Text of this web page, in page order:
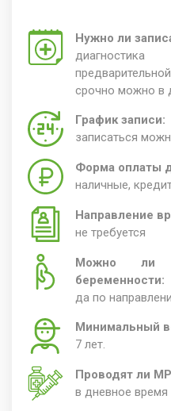
Нужно ли
срочно можно в
График записи:
записаться
Форма оплаты
наличные,
Направление
не требуется
Можно ли
беременности:
да по
Минимальный
7 лет.
Проводят ли
в дневное время